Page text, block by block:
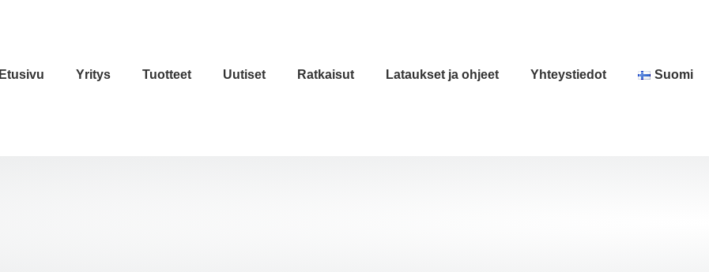
Etusivu Yritys Tuotteet Uutiset Ratkaisut Lataukset ja ohjeet Yhteystiedot Suomi